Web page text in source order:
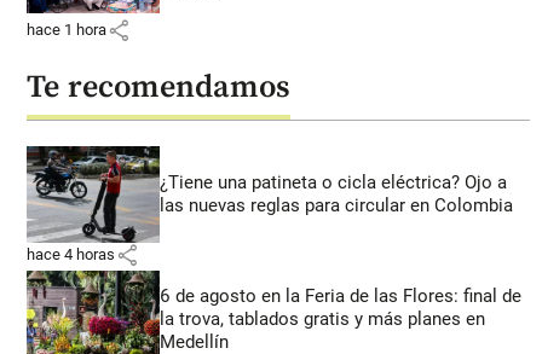
hace 1 hora share
Te recomendamos
¿Tiene una patineta o cicla eléctrica? Ojo a
las nuevas reglas para circular en Colombia
hace 4 horas share
6 de agosto en la Feria de las Flores: final de
la trova, tablados gratis y más planes en
Medellín